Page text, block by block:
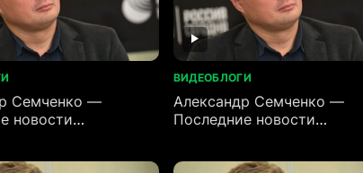
Семченко —
новости
ВИДЕОБЛОГИ
Александр Семченко —
Последние новости